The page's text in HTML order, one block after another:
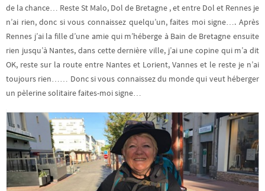
de la chance… Reste St Malo, Dol de Bretagne , et entre Dol et Rennes je
n’ai rien, donc si vous connaissez quelqu’un, faites moi signe…. Après
Rennes j’ai la fille d’une amie qui m’héberge à Bain de Bretagne ensuite
rien jusqu’à Nantes, dans cette dernière ville, j’ai une copine qui m’a dit
OK, reste sur la route entre Nantes et Lorient, Vannes et le reste je n’ai
toujours rien…… Donc si vous connaissez du monde qui veut héberger
un pèlerine solitaire faites-moi signe…